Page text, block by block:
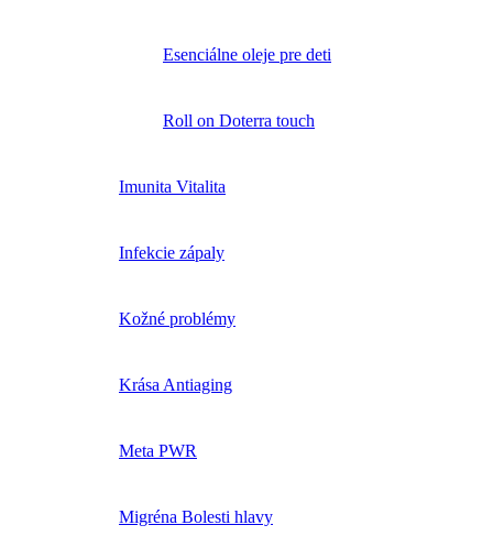
Esenciálne oleje pre deti
Roll on Doterra touch
Imunita Vitalita
Infekcie zápaly
Kožné problémy
Krása Antiaging
Meta PWR
Migréna Bolesti hlavy